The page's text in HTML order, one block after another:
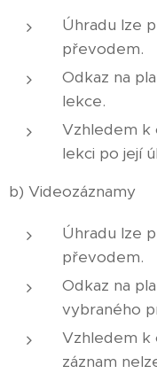
Úhradu lze
převodem.
Odkaz na
lekce.
Vzhledem k
lekci po její
b) Videozáznamy
Úhradu lze
převodem.
Odkaz na
vybraného
Vzhledem k
záznam